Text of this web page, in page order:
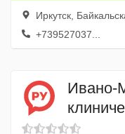
Иркутск,
+739527037...
Ивано-